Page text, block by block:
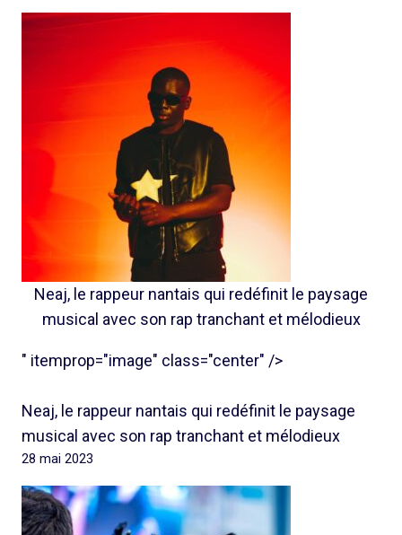
Neaj, le rappeur nantais qui redéfinit le paysage
musical avec son rap tranchant et mélodieux
" itemprop="image" class="center" />
Neaj, le rappeur nantais qui redéfinit le paysage
musical avec son rap tranchant et mélodieux
28 mai 2023